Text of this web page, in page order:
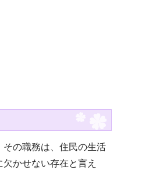
の職務は、住民の生活
かせない存在と言え